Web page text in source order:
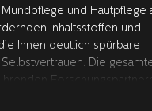
und Hautpflege
Inhaltsstoffen und
Ihnen deutlich spürbare
Die
Forschungspartnern